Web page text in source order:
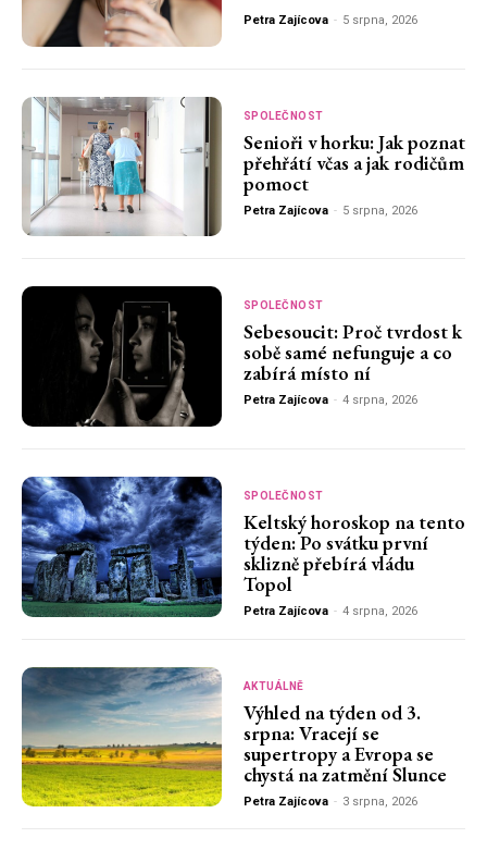
Petra Zajícova - 5 srpna, 2026
SPOLEČNOST
Senioři v horku: Jak poznat
přehřátí včas a jak rodičům
pomoct
Petra Zajícova - 5 srpna, 2026
SPOLEČNOST
Sebesoucit: Proč tvrdost k
sobě samé nefunguje a co
zabírá místo ní
Petra Zajícova - 4 srpna, 2026
SPOLEČNOST
Keltský horoskop na tento
týden: Po svátku první
sklizně přebírá vládu
Topol
Petra Zajícova - 4 srpna, 2026
AKTUÁLNĚ
Výhled na týden od 3.
srpna: Vracejí se
supertropy a Evropa se
chystá na zatmění Slunce
Petra Zajícova - 3 srpna, 2026